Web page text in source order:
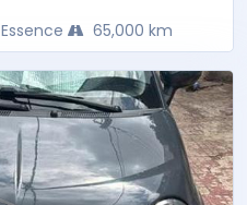
Essence 65,000 km